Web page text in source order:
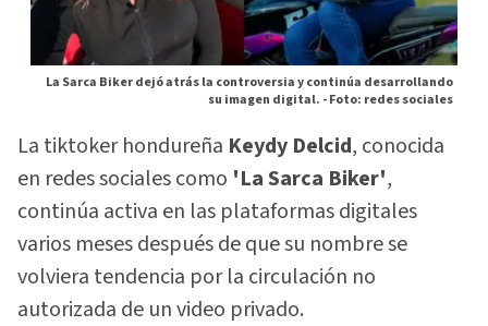
La Sarca Biker dejó atrás la controversia y continúa desarrollando
su imagen digital. -Foto: redes sociales
La tiktoker hondureña Keydy Delcid, conocida
en redes sociales como 'La Sarca Biker',
continúa activa en las plataformas digitales
varios meses después de que su nombre se
volviera tendencia por la circulación no
autorizada de un video privado.